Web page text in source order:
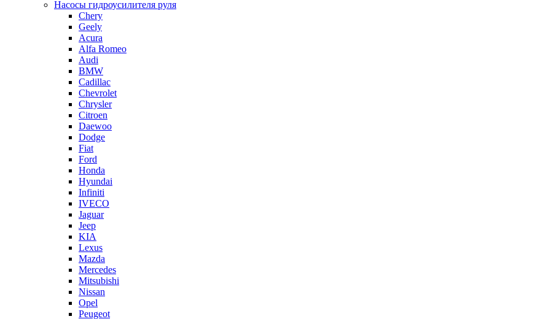
Насосы гидроусилителя руля
Chery
Geely
Acura
Alfa Romeo
Audi
BMW
Cadillac
Chevrolet
Chrysler
Citroen
Daewoo
Dodge
Fiat
Ford
Honda
Hyundai
Infiniti
IVECO
Jaguar
Jeep
KIA
Lexus
Mazda
Mercedes
Mitsubishi
Nissan
Opel
Peugeot